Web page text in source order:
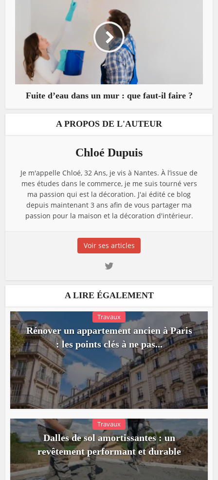
Fuite d’eau dans un mur : que faut-il faire ?
A PROPOS DE L'AUTEUR
Chloé Dupuis
Je m'appelle Chloé, 32 Ans, je vis à Nantes. À l’issue de
mes études dans le commerce, je me suis tourné vers
ma passion qui est la décoration. J'ai édité ce blog
depuis maintenant 3 ans afin de vous partager ma
passion pour la maison et la décoration d'intérieur.
Voir ses articles
A LIRE ÉGALEMENT
Travaux
Rénover un appartement ancien à Paris
: les points clés à ne pas...
Travaux
Dalles de sol amortissantes : un
revêtement performant et durable